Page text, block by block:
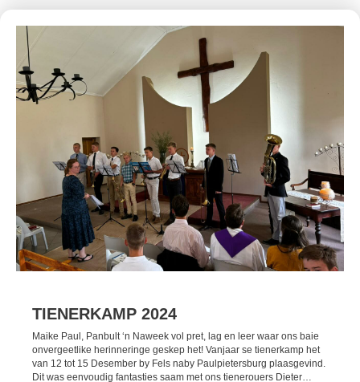
TIENERKAMP 2024
Maike Paul, Panbult ‘n Naweek vol pret, lag en leer waar ons baie
onvergeetlike herinneringe geskep het! Vanjaar se tienerkamp het
van 12 tot 15 Desember by Fels naby Paulpietersburg plaasgevind.
Dit was eenvoudig fantasties saam met ons tienerouers Dieter…